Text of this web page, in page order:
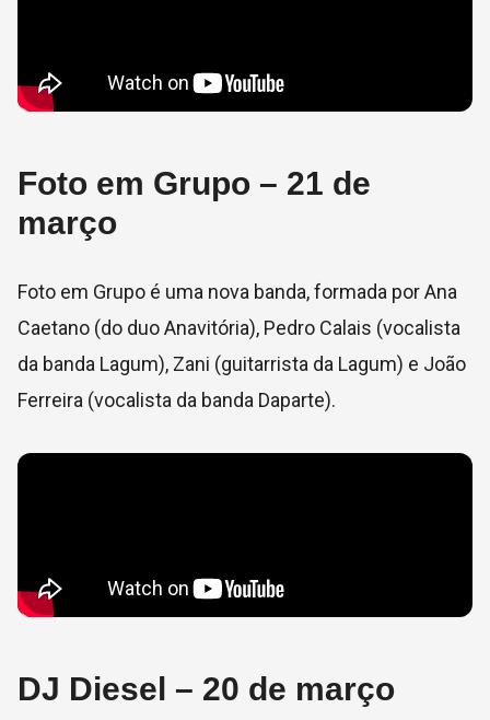
Foto em Grupo – 21 de
março
Foto em Grupo é uma nova banda, formada por Ana
Caetano (do duo Anavitória), Pedro Calais (vocalista
da banda Lagum), Zani (guitarrista da Lagum) e João
Ferreira (vocalista da banda Daparte).
DJ Diesel – 20 de março